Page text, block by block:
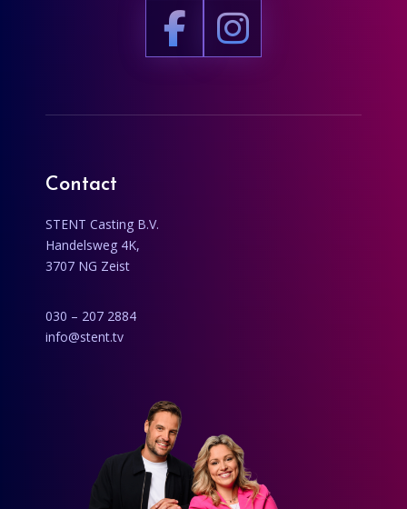
Contact
STENT Casting B.V.
Handelsweg 4K,
3707 NG Zeist
030 – 207 2884
info@stent.tv